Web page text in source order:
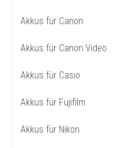
Akkus für Canon
Akkus für Canon Video
Akkus für Casio
Akkus für Fujifilm
Akkus für Nikon